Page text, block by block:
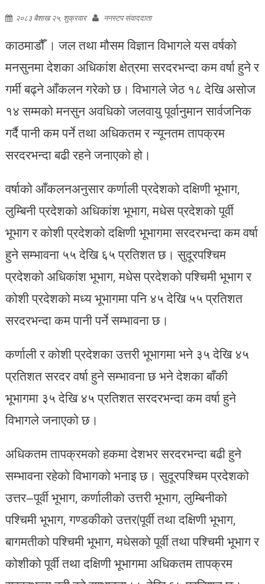
२०८३ बैशाख २५, शुक्रवार ननस्टप संवाददाता
काठमाडौँ । जल तथा मौसम विज्ञान विभागले यस वर्षको
मनसुनमा देशका अधिकांश क्षेत्रमा सरदरभन्दा कम वर्षा हुने र
गर्मी बढ्ने आँकलन गरेको छ। विभागले जेठ १८ देखि असोज
१४ सम्मको मनसुन अवधिको जलवायु पूर्वानुमान सार्वजनिक
गर्दै पानी कम पर्ने तथा अधिकतम र न्यूनतम तापक्रम
सरदरभन्दा बढी रहने जनाएको हो।
वर्षाको आँकलनअनुसार कर्णाली प्रदेशको दक्षिणी भूभाग,
लुम्बिनी प्रदेशको अधिकांश भूभाग, मधेस प्रदेशको पूर्वी
भूभाग र कोशी प्रदेशको दक्षिणी भूभागमा सरदरभन्दा कम वर्षा
हुने सम्भावना ५५ देखि ६५ प्रतिशत छ। सुदूरपश्चिम
प्रदेशको अधिकांश भूभाग, मधेस प्रदेशको पश्चिमी भूभाग र
कोशी प्रदेशको मध्य भूभागमा पनि ४५ देखि ५५ प्रतिशत
सरदरभन्दा कम पानी पर्ने सम्भावना छ।
कर्णाली र कोशी प्रदेशका उत्तरी भूभागमा भने ३५ देखि ४५
प्रतिशत सरदर वर्षा हुने सम्भावना छ भने देशका बाँकी
भूभागमा ३५ देखि ४५ प्रतिशत सरदरभन्दा कम वर्षा हुने
विभागले जनाएको छ।
अधिकतम तापक्रमको हकमा देशभर सरदरभन्दा बढी हुने
सम्भावना रहेको विभागको भनाइ छ। सुदूरपश्चिम प्रदेशको
उत्तर–पूर्वी भूभाग, कर्णालीको उत्तरी भूभाग, लुम्बिनीको
पश्चिमी भूभाग, गण्डकीको उत्तर(पूर्वी तथा दक्षिणी भूभाग,
बागमतीको पश्चिमी भूभाग, मधेसको पूर्वी तथा पश्चिमी भूभाग र
कोशीको पूर्वी तथा दक्षिणी भूभागमा अधिकतम तापक्रम